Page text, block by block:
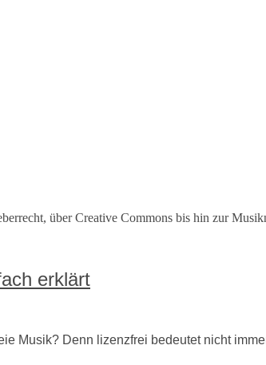
über Creative Commons bis hin zur
erklärt
Musik? Denn lizenzfrei bedeutet nicht